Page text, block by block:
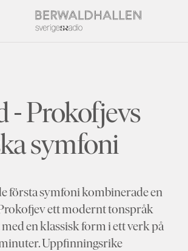
- Prokofjevs
symfoni
första symfoni kombinerade en
ett modernt tonspråk
en klassisk form i ett verk på
Uppfinningsrike